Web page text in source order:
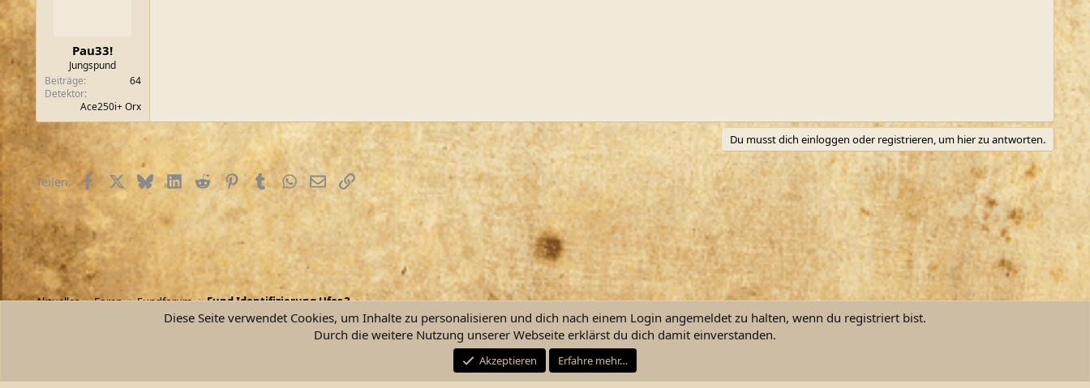
Pau33!
Jungspund
Beiträge
64
Detektor
Ace250i+ Orx
Du musst dich einloggen oder registrieren, um hier zu antworten.
Teilen: FacebookX (Twitter)
BlueskyLinkedIn
RedditPinterestTumblrWhatsApp
E-MailLink
Aktuelles Foren Fundforum Fund Identifizierung Ufos ?
Kontakt Nutzungsbedingungen
Community platform by XenForo ® © 2010-2026 XenForo Ltd.
Diese Seite verwendet Cookies, um Inhalte zu personalisieren und dich nach einem Login angemeldet zu halten, wenn du registriert bist.
Durch die weitere Nutzung unserer Webseite erklärst du dich damit einverstanden.
Akzeptieren Erfahre mehr…